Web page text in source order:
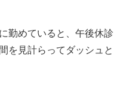
勤めていると、午後休診
を見計らってダッシュと